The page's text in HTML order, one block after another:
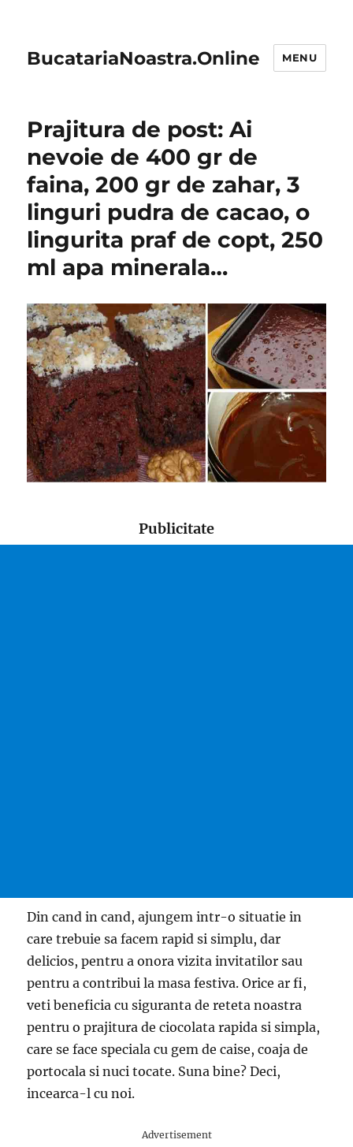
BucatariaNoastra.Online MENU
Prajitura de post: Ai
nevoie de 400 gr de
faina, 200 gr de zahar, 3
linguri pudra de cacao, o
lingurita praf de copt, 250
ml apa minerala…
Publicitate
Din cand in cand, ajungem intr-o situatie in
care trebuie sa facem rapid si simplu, dar
delicios, pentru a onora vizita invitatilor sau
pentru a contribui la masa festiva. Orice ar fi,
veti beneficia cu siguranta de reteta noastra
pentru o prajitura de ciocolata rapida si simpla,
care se face speciala cu gem de caise, coaja de
portocala si nuci tocate. Suna bine? Deci,
incearca-l cu noi.
Advertisement